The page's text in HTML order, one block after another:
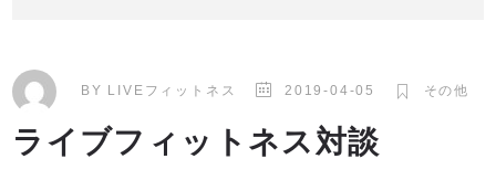
BY LIVEフィットネス 2019-04-05 その他
ライブフィットネス対談